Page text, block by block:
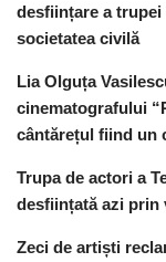
desființare a
societatea civilă
Lia Olguța
cinematografului
cântărețul fiind un
Trupa de actori a
desființată azi
Zeci de artiști